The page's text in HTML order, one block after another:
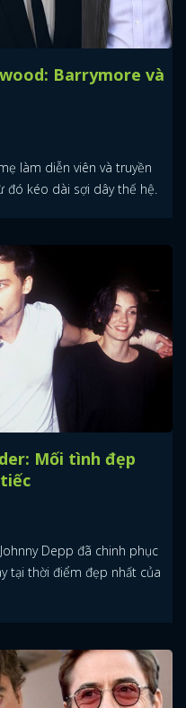
Barrymore và
làm diễn viên và truyền
đó kéo dài sợi dây thế hệ.
Mối tình đẹp
Depp đã chinh phục
tại thời điểm đẹp nhất của